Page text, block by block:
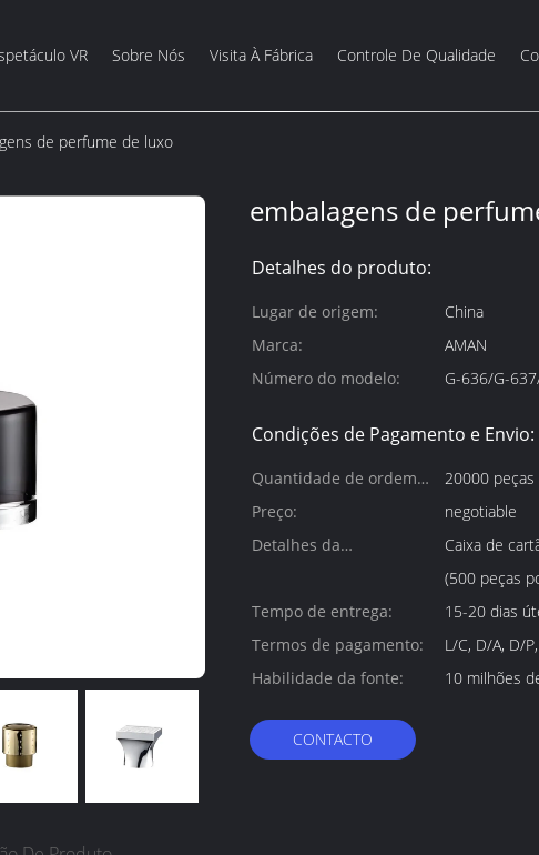
VR Sobre Nós Visita À Fábrica Controle De Qualidade
de perfume de luxo
embalagens de
Detalhes do produto:
Lugar de origem:
China
Marca:
AMAN
Número do modelo:
G-636/G-
Condições de Pagamento e Envio:
Quantidade de ordem
mínima:
20000 peças
Preço:
negotiable
Detalhes da
Caixa de
(500 peças
Tempo de entrega:
15-20 dias
Termos de pagamento:
L/C, D/A, D/
Habilidade da fonte:
10 milhões
CONTACTO